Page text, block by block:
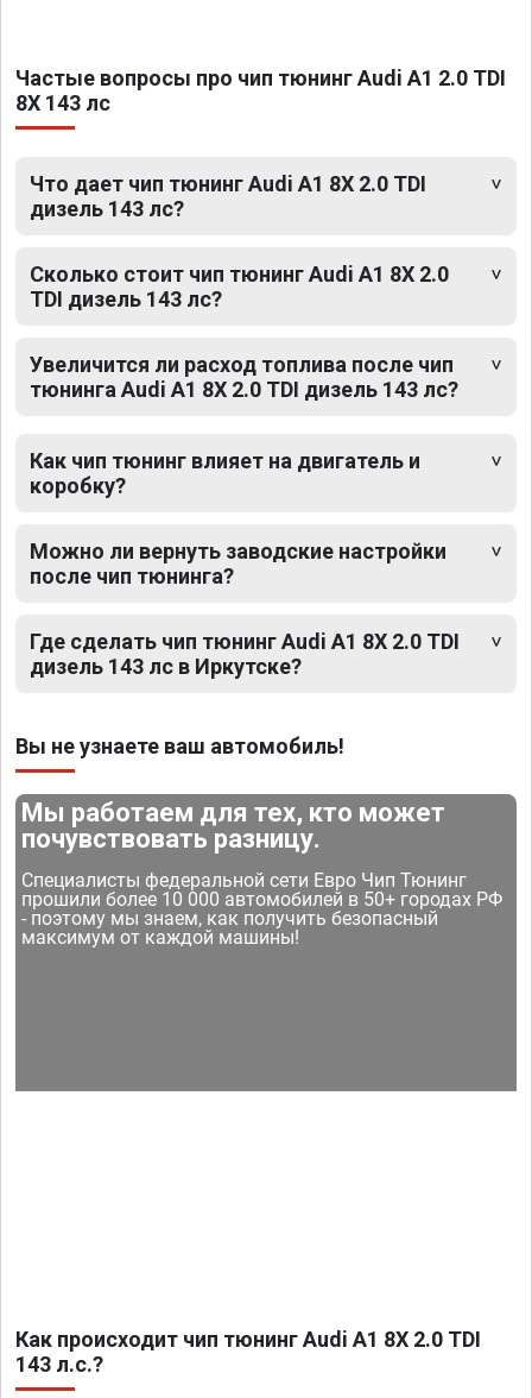
Частые вопросы про чип тюнинг Audi A1 2.0 TDI
8X 143 лс
Что дает чип тюнинг Audi A1 8X 2.0 TDI
дизель 143 лс?
Сколько стоит чип тюнинг Audi A1 8X 2.0
TDI дизель 143 лс?
Увеличится ли расход топлива после чип
тюнинга Audi A1 8X 2.0 TDI дизель 143 лс?
Как чип тюнинг влияет на двигатель и
коробку?
Можно ли вернуть заводские настройки
после чип тюнинга?
Где сделать чип тюнинг Audi A1 8X 2.0 TDI
дизель 143 лс в Иркутске?
Вы не узнаете ваш автомобиль!
Мы работаем для тех, кто может
почувствовать разницу.
Специалисты федеральной сети Евро Чип Тюнинг
прошили более 10 000 автомобилей в 50+ городах РФ
- поэтому мы знаем, как получить безопасный
максимум от каждой машины!
Как происходит чип тюнинг Audi A1 8X 2.0 TDI
143 л.с.?